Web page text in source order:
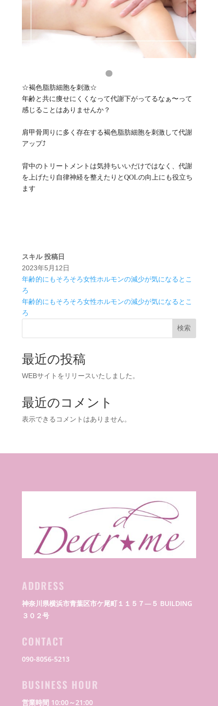
☆褐色脂肪細胞を刺激☆
年齢と共に痩せにくくなって代謝下がってるなぁ〜って
感じることはありませんか？
肩甲骨周りに多く存在する褐色脂肪細胞を刺激して代謝
アップ⤴️
背中のトリートメントは気持ちいいだけではなく、代謝
を上げたり自律神経を整えたりとQOLの向上にも役立ち
ます
スキル 投稿日
2023年5月12日
年齢的にもそろそろ女性ホルモンの減少が気になるとこ
ろ
年齢的にもそろそろ女性ホルモンの減少が気になるとこ
ろ
検索
最近の投稿
WEBサイトをリリースいたしました。
最近のコメント
表示できるコメントはありません。
ADDRESS
神奈川県横浜市青葉区市ケ尾町１１５７―５ BUILDING
３０２号
CONTACT
090-8056-5213
BUSINESS HOUR
営業時間 10:00～21:00